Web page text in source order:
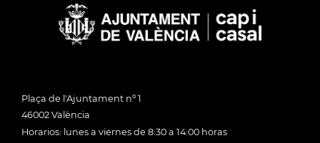
Plaça de l'Ajuntament nº 1
46002 València
Horarios: lunes a viernes de 8:30 a 14:00 horas